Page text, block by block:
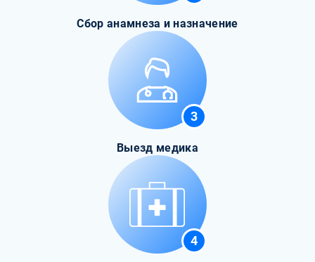
Сбор анамнеза и назначение
3
Выезд медика
4